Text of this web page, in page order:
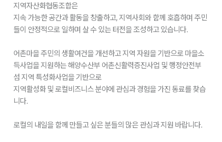
지역자산화협동조합은
지속 가능한 공간과 활동을 창출하고, 지역사회와 함께 호흡하며 주민
들이 안정적으로 일하며 살 수 있는 터전을 조성하고 있습니다.
어촌마을 주민의 생활여건을 개선하고 지역 자원을 기반으로 마을소
득사업을 지원하는 해양수산부 어촌신활력증진사업 및 행정안전부
섬 지역 특성화사업을 기반으로
지역활성화 및 로컬비즈니스 분야에 관심과 경험을 가진 동료를 찾습
니다.
로컬의 내일을 함께 만들고 싶은 분들의 많은 관심과 지원 바랍니다.